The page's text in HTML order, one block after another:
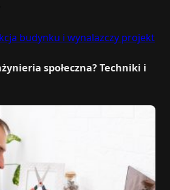
społeczna? Techniki i